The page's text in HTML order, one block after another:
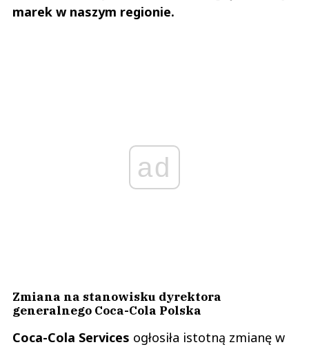
marek w naszym regionie.
ad
Zmiana na stanowisku dyrektora
generalnego Coca-Cola Polska
Coca-Cola Services ogłosiła istotną zmianę w